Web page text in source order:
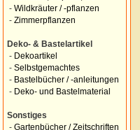
- Wildkräuter / -pflanzen
- Zimmerpflanzen
Deko- & Bastelartikel
- Dekoartikel
- Selbstgemachtes
- Bastelbücher / -anleitungen
- Deko- und Bastelmaterial
Sonstiges
- Gartenbücher / Zeitschriften